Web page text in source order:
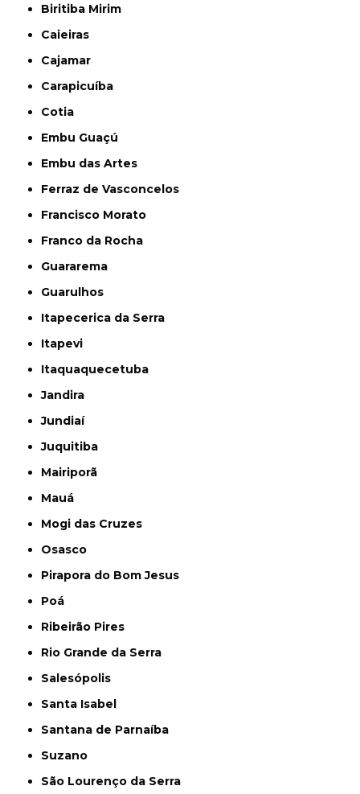
Biritiba Mirim
Caieiras
Cajamar
Carapicuíba
Cotia
Embu Guaçú
Embu das Artes
Ferraz de Vasconcelos
Francisco Morato
Franco da Rocha
Guararema
Guarulhos
Itapecerica da Serra
Itapevi
Itaquaquecetuba
Jandira
Jundiaí
Juquitiba
Mairiporã
Mauá
Mogi das Cruzes
Osasco
Pirapora do Bom Jesus
Poá
Ribeirão Pires
Rio Grande da Serra
Salesópolis
Santa Isabel
Santana de Parnaíba
Suzano
São Lourenço da Serra